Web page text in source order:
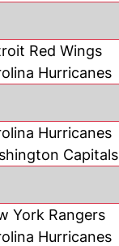
Red Wings
Hurricanes
Hurricanes
Capitals
York Rangers
Hurricanes